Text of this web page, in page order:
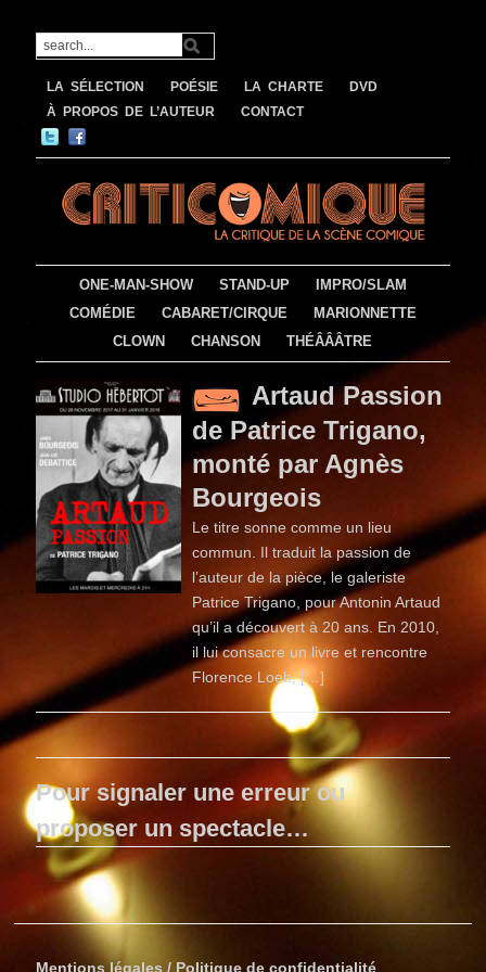
LA SÉLECTION POÉSIE LA CHARTE
DVD
À PROPOS DE L’AUTEUR
CONTACT
ONE-MAN-SHOW STAND-UP
IMPRO/SLAM
COMÉDIE
CABARET/CIRQUE
MARIONNETTE
CLOWN
CHANSON THÉÂÂÂTRE
Artaud Passion
de Patrice Trigano,
monté par Agnès
Bourgeois
Le titre sonne comme un lieu
commun. Il traduit la passion de
l’auteur de la pièce, le galeriste
Patrice Trigano, pour Antonin Artaud
qu’il a découvert à 20 ans. En 2010,
il lui consacre un livre et rencontre
Florence Loeb, […]
Pour signaler une erreur ou
proposer un spectacle…
Mentions légales / Politique de confidentialité